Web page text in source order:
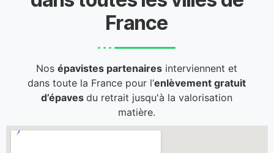
France
Nosépavistes partenaires interviennent et
dans toute la France pour l’enlèvement gratuit
d’épavesdu retrait jusqu'à la valorisation
matière.